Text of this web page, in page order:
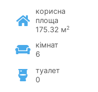
корисна
площа
175.32 м2
кімнат
6
туалет
0